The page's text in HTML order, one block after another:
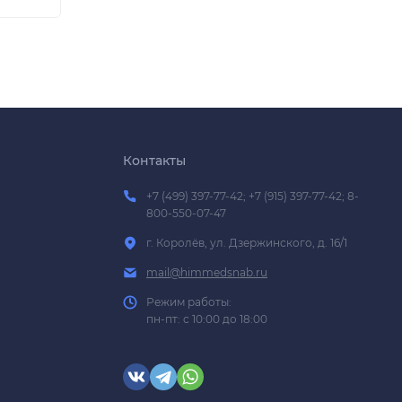
Контакты
+7 (499) 397-77-42; +7 (915) 397-77-42; 8-
800-550-07-47
г. Королёв, ул. Дзержинского, д. 16/1
mail@himmedsnab.ru
Режим работы:
пн-пт: с 10:00 до 18:00